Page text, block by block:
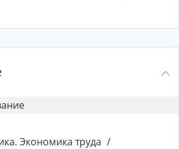
Экономика труда